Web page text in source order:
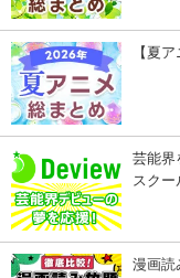
【夏
芸能界
スク
漫画読